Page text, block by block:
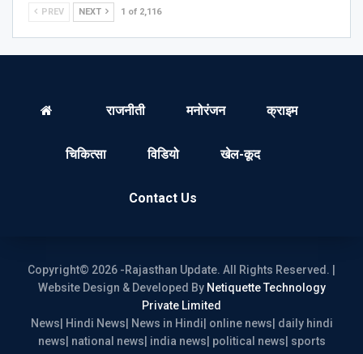
PREV NEXT 1 of 2,116
राजनीती मनोरंजन क्राइम
चिकित्सा विडियो खेल-कूद
Contact Us
Copyright© 2026 -Rajasthan Update. All Rights Reserved. |
Website Design & Developed By Netiquette Technology
Private Limited
News| Hindi News| News in Hindi| online news| daily hindi
news| national news| india news| political news| sports